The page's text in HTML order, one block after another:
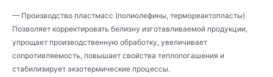
— Производство пластмасс (полиолефины, термореактопласты)
Позволяет корректировать белизну изготавливаемой продукции,
упрощает производственную обработку, увеличивает
сопротивляемость, повышает свойства теплопогашения и
стабилизирует экзотермические процессы.